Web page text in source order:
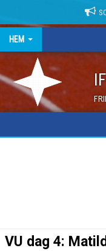
HEM
VU dag 4: